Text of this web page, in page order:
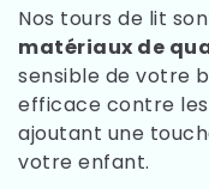
Nos tours de lit
matériaux de
sensible de votre
efficace contre
ajoutant une
votre enfant.